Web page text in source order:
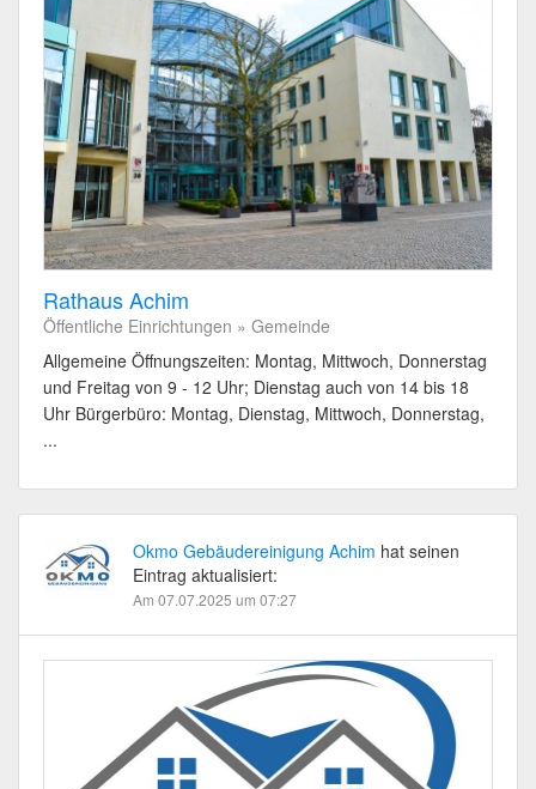
Rathaus Achim
Öffentliche Einrichtungen » Gemeinde
Allgemeine Öffnungszeiten: Montag, Mittwoch, Donnerstag
und Freitag von 9 - 12 Uhr; Dienstag auch von 14 bis 18
Uhr Bürgerbüro: Montag, Dienstag, Mittwoch, Donnerstag,
...
Okmo Gebäudereinigung Achim hat seinen
Eintrag aktualisiert:
Am 07.07.2025 um 07:27